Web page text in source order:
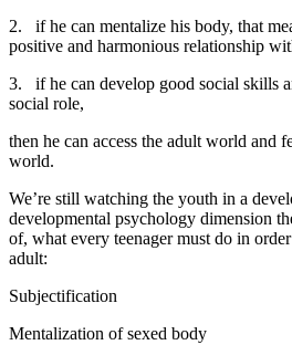
2. if he can mentalize his body, that
positive and harmonious relationship
3. if he can develop good social skills
social role,
then he can access the adult world and
world.
We’re still watching the youth in a
developmental psychology dimension
of, what every teenager must do in
adult:
Subjectification
Mentalization of sexed body